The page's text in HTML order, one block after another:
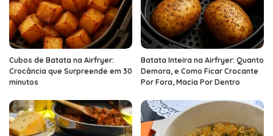
Cubos de Batata na Airfryer:
Crocância que Surpreende em 30
minutos
Batata Inteira na Airfryer: Quanto
Demora, e Como Ficar Crocante
Por Fora, Macia Por Dentro